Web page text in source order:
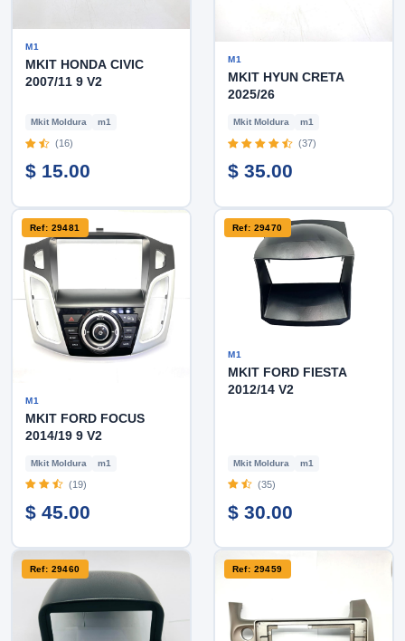
M1
MKIT HONDA CIVIC
2007/11 9 V2
Mkit Moldura m1
(16)
$ 15.00
M1
MKIT HYUN CRETA
2025/26
Mkit Moldura m1
(37)
$ 35.00
Ref: 29481
M1
MKIT FORD FOCUS
2014/19 9 V2
Mkit Moldura m1
(19)
$ 45.00
Ref: 29470
M1
MKIT FORD FIESTA
2012/14 V2
Mkit Moldura m1
(35)
$ 30.00
Ref: 29460 Ref: 29459